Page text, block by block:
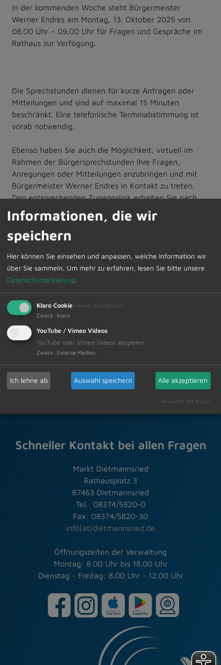
In der kommenden Woche steht Bürgermeister
Werner Endres am Montag, 13. Oktober 2025 von
08.00 Uhr – 09.00 Uhr für Fragen und Gespräche im
Rathaus zur Verfügung.
Die Sprechstunden dienen für kurze Anfragen oder
Mitteilungen und sind auf maximal 15 Minuten
beschränkt. Eine telefonische Terminabstimmung ist
vorab notwendig.
Ebenso haben Sie auch die Möglichkeit, virtuell im
Rahmen der Bürgersprechstunden Ihre Fragen,
Anregungen oder Mitteilungen anzubringen und mit
Bürgermeister Werner Endres in Kontakt zu treten.
Den entsprechenden Zugangslink erhalten Sie nach
Anmeldung im Sekretariat per E-Mail zugeschickt.
Die vorab telefonische Terminvereinbarung oder die
Anforderung des Zugangscodes für die digitale
Sprechstunde können Sie im Sekretariat unter Telefon
08374/58200 vornehmen.
Zur Übersicht
Schneller Kontakt bei allen Fragen
Markt Dietmannsried
Rathausplatz 3
87463 Dietmannsried
Tel.: 08374/5820-0
Fax: 08374/5820-30
info(at)dietmannsried.de
Öffnungszeiten der Verwaltung
Montag: 8.00 Uhr bis 18.00 Uhr
Dienstag - Freitag: 8.00 Uhr - 12.00 Uhr
Informationen, die wir
speichern
Hier können Sie einsehen und anpassen, welche Information wir
über Sie sammeln. Um mehr zu erfahren, lesen Sie bitte unsere
Datenschutzerklärung.
Klaro Cookie (immer erforderlich)
Zweck : Klaro
YouTube / Vimeo Videos
YouTube oder Vimeo Videos abspielen
Zweck : Externe Medien
Ich lehne ab Auswahl speichern Alle akzeptieren
Realisiert mit Klaro!